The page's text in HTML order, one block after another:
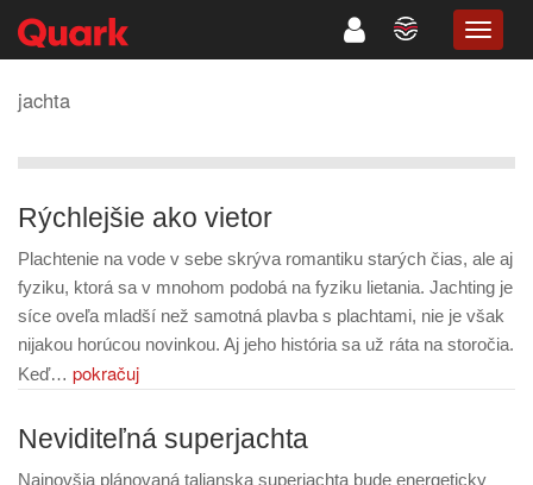
jachta
Rýchlejšie ako vietor
Plachtenie na vode v sebe skrýva romantiku starých čias, ale aj
fyziku, ktorá sa v mnohom podobá na fyziku lietania. Jachting je
síce oveľa mladší než samotná plavba s plachtami, nie je však
nijakou horúcou novinkou. Aj jeho história sa už ráta na storočia.
Keď… pokračuj
Neviditeľná superjachta
Najnovšia plánovaná talianska superjachta bude energeticky